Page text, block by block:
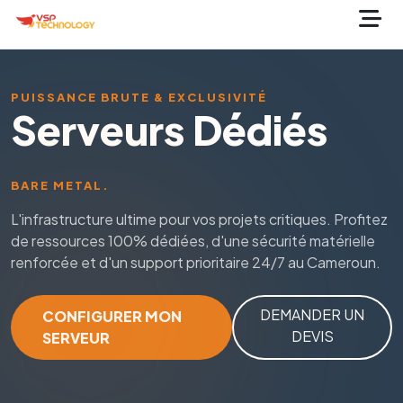
PUISSANCE BRUTE & EXCLUSIVITÉ
Serveurs Dédiés
BARE METAL.
L'infrastructure ultime pour vos projets critiques. Profitez
de ressources 100% dédiées, d'une sécurité matérielle
renforcée et d'un support prioritaire 24/7 au Cameroun.
CONFIGURER MON
SERVEUR
DEMANDER UN
DEVIS